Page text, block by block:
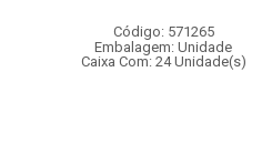
Código: 571265
Embalagem: Unidade
Caixa Com: 24 Unidade(s)